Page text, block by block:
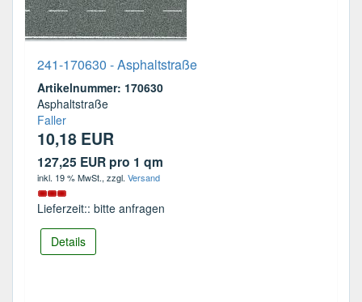
241-170630 - Asphaltstraße
Artikelnummer: 170630
Asphaltstraße
Faller
10,18 EUR
127,25 EUR pro 1 qm
inkl. 19 % MwSt., zzgl. Versand
Lieferzeit:: bitte anfragen
Details